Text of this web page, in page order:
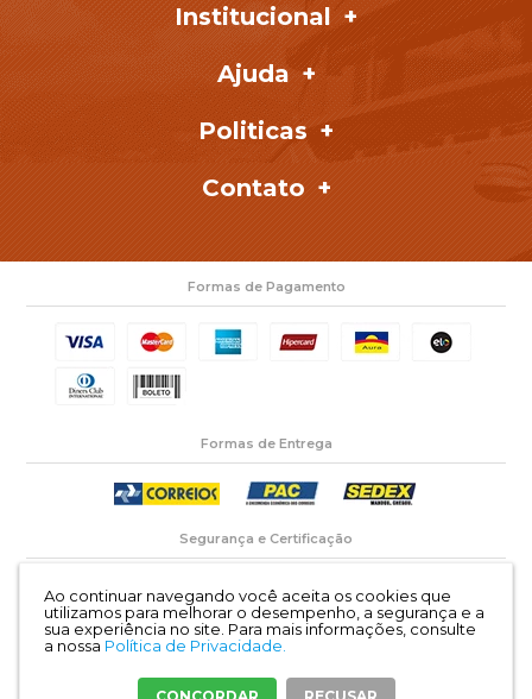
Ao continuar navegando você aceita os cookies que
utilizamos para melhorar o desempenho, a segurança e a
sua experiência no site. Para mais informações, consulte
a nossa Política de Privacidade.
Institucional
Ajuda
Politicas
Contato
Formas de Pagamento
Formas de Entrega
Segurança e Certificação
Térreo São José/SC | CEP: 88117-410 |Mapa do site